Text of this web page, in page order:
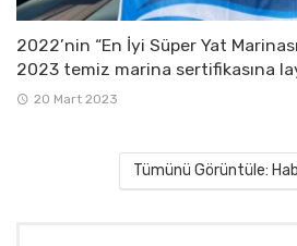
2022’nin “En İyi Süper Yat
2023 temiz marina sertifikasına
20 Mart 2023
Tümünü Görüntüle: